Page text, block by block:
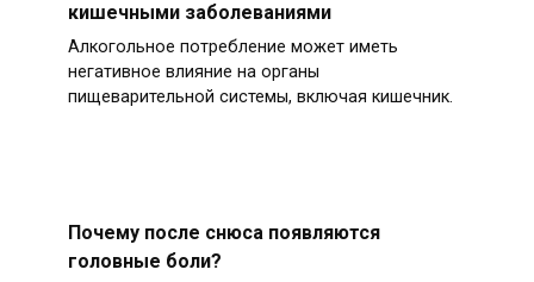
кишечными заболеваниями
Алкогольное потребление может иметь
негативное влияние на органы
пищеварительной системы, включая кишечник.
Почему после снюса появляются
головные боли?